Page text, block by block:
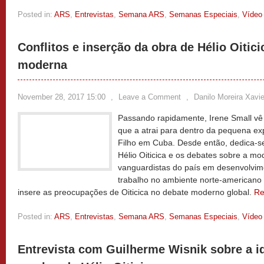
Posted in: ARS, Entrevistas, Semana ARS, Semanas Especiais, Vídeo
Conflitos e inserção da obra de Hélio
moderna
November 28, 2017 15:00 , Leave a Comment , Danilo Moreira
Passando rapidamente, Irene Small
que a atrai para dentro da pequena
Filho em Cuba. Desde então, dedica-
Hélio Oiticica e os debates sobre a
vanguardistas do país em
trabalho no ambiente norte-
insere as preocupações de Oiticica no debate moderno global.
Posted in: ARS, Entrevistas, Semana ARS, Semanas Especiais, Vídeo
Entrevista com Guilherme Wisnik sobre a